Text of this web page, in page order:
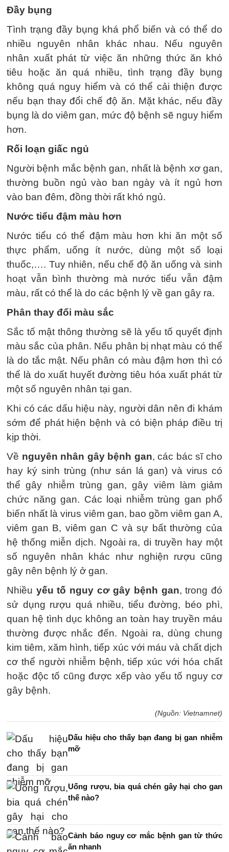
Đầy bụng
Tình trạng đầy bụng khá phổ biến và có thể do
nhiều nguyên nhân khác nhau. Nếu nguyên
nhân xuất phát từ việc ăn những thức ăn khó
tiêu hoặc ăn quá nhiều, tình trạng đầy bụng
không quá nguy hiểm và có thể cải thiện được
nếu bạn thay đổi chế độ ăn. Mặt khác, nếu đầy
bụng là do viêm gan, mức độ bệnh sẽ nguy hiểm
hơn.
Rối loạn giấc ngủ
Người bệnh mắc bệnh gan, nhất là bệnh xơ gan,
thường buồn ngủ vào ban ngày và ít ngủ hơn
vào ban đêm, đồng thời rất khó ngủ.
Nước tiểu đậm màu hơn
Nước tiểu có thể đậm màu hơn khi ăn một số
thực phẩm, uống ít nước, dùng một số loại
thuốc,…. Tuy nhiên, nếu chế độ ăn uống và sinh
hoạt vẫn bình thường mà nước tiểu vẫn đậm
màu, rất có thể là do các bệnh lý về gan gây ra.
Phân thay đổi màu sắc
Sắc tố mật thông thường sẽ là yếu tố quyết định
màu sắc của phân. Nếu phân bị nhạt màu có thể
là do tắc mật. Nếu phân có màu đậm hơn thì có
thể là do xuất huyết đường tiêu hóa xuất phát từ
một số nguyên nhân tại gan.
Khi có các dấu hiệu này, người dân nên đi khám
sớm để phát hiện bệnh và có biện pháp điều trị
kịp thời.
Về nguyên nhân gây bệnh gan, các bác sĩ cho
hay ký sinh trùng (như sán lá gan) và virus có
thể gây nhiễm trùng gan, gây viêm làm giảm
chức năng gan. Các loại nhiễm trùng gan phổ
biến nhất là virus viêm gan, bao gồm viêm gan A,
viêm gan B, viêm gan C và sự bất thường của
hệ thống miễn dịch. Ngoài ra, di truyền hay một
số nguyên nhân khác như nghiện rượu cũng
gây nên bệnh lý ở gan.
Nhiều yếu tố nguy cơ gây bệnh gan, trong đó
sử dụng rượu quá nhiều, tiểu đường, béo phì,
quan hệ tình dục không an toàn hay truyền máu
thường được nhắc đến. Ngoài ra, dùng chung
kim tiêm, xăm hình, tiếp xúc với máu và chất dịch
cơ thể người nhiễm bệnh, tiếp xúc với hóa chất
hoặc độc tố cũng được xếp vào yếu tố nguy cơ
gây bệnh.
(Nguồn: Vietnamnet)
Dấu hiệu cho thấy bạn đang bị gan nhiễm
mỡ
Uống rượu, bia quá chén gây hại cho gan
thế nào?
Cảnh báo nguy cơ mắc bệnh gan từ thức
ăn nhanh